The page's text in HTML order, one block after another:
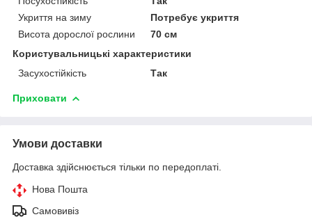
Укриття на зиму
Потребує укриття
Висота дорослої рослини
70 см
Користувальницькі характеристики
Засухостійкість
Так
Приховати
Умови доставки
Доставка здійснюється тільки по передоплаті.
Нова Пошта
Самовивіз